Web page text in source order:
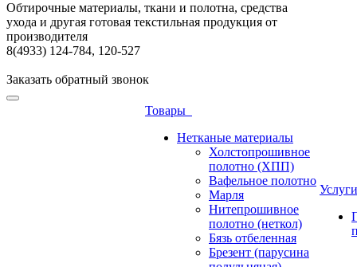
Обтирочные материалы, ткани и полотна, средства
ухода и другая готовая текстильная продукция от
производителя
8(4933) 124-784, 120-527
Заказать обратный звонок
Товары
Нетканые материалы
Холстопрошивное
полотно (ХПП)
Вафельное полотно
Марля
Нитепрошивное
полотно (неткол)
Бязь отбеленная
Брезент (парусина